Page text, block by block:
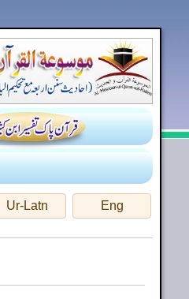
Eng
Ur-Latn